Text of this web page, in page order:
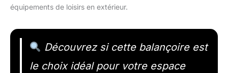
équipements de loisirs en extérieur.
Découvrez si cette balançoire est
le choix idéal pour votre espace